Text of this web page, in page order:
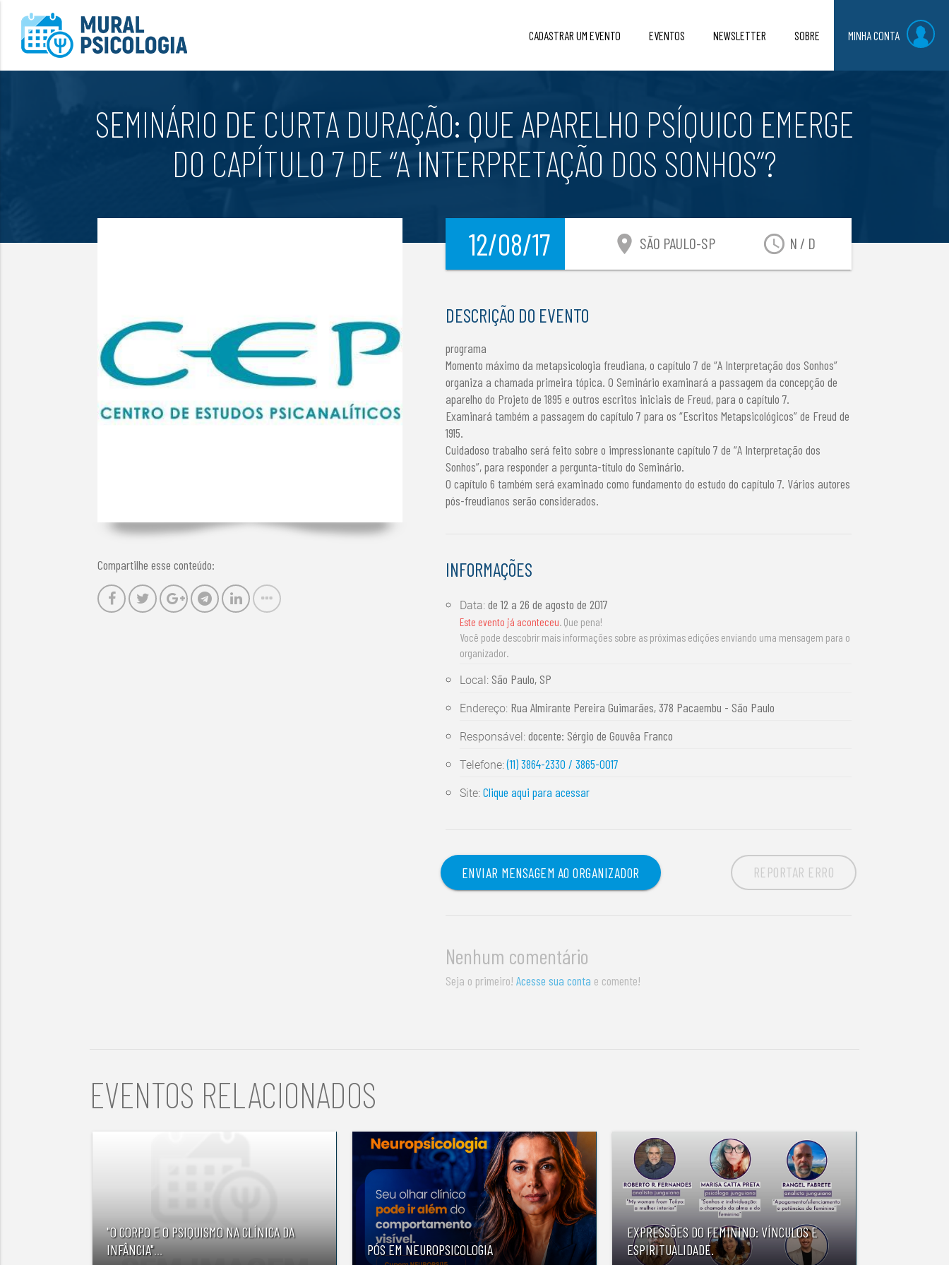
CADASTRAR UM EVENTO EVENTOS NEWSLETTER SOBRE MINHA CONTA
SEMINÁRIO DE CURTA DURAÇÃO: QUE APARELHO PSÍQUICO EMERGE
DO CAPÍTULO 7 DE “A INTERPRETAÇÃO DOS SONHOS”?
Compartilhe esse conteúdo:
12/08/17 access_time N / D
location_on SÃO PAULO-SP
DESCRIÇÃO DO EVENTO
programa
Momento máximo da metapsicologia freudiana, o capítulo 7 de “A Interpretação dos Sonhos”
organiza a chamada primeira tópica. O Seminário examinará a passagem da concepção de
aparelho do Projeto de 1895 e outros escritos iniciais de Freud, para o capítulo 7.
Examinará também a passagem do capítulo 7 para os “Escritos Metapsicológicos” de Freud de
1915.
Cuidadoso trabalho será feito sobre o impressionante capítulo 7 de “A Interpretação dos
Sonhos”, para responder a pergunta-título do Seminário.
O capítulo 6 também será examinado como fundamento do estudo do capítulo 7. Vários autores
pós-freudianos serão considerados.
INFORMAÇÕES
Data:de12 a 26 de agosto de 2017
Este evento já aconteceu. Que pena!
Você pode descobrir mais informações sobre as próximas edições enviando uma mensagem para o
organizador.
Local: São Paulo, SP
Endereço: Rua Almirante Pereira Guimarães, 378 Pacaembu - São Paulo
Responsável:docente: Sérgio de Gouvêa Franco
Telefone:(11) 3864-2330 / 3865-0017
Site:Clique aqui para acessar
ENVIAR MENSAGEM AO ORGANIZADOR REPORTAR ERRO
Nenhum comentário
Seja o primeiro!Acesse sua conta e comente!
EVENTOS RELACIONADOS
"O CORPO E O PSIQUISMO NA CLÍNICA DA
INFÂNCIA"... PÓS EM NEUROPSICOLOGIA
EXPRESSÕES DO FEMININO: VÍNCULOS E
ESPIRITUALIDADE.